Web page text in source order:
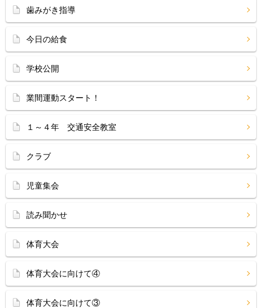
歯みがき指導
今日の給食
学校公開
業間運動スタート！
１～４年 交通安全教室
クラブ
児童集会
読み聞かせ
体育大会
体育大会に向けて④
体育大会に向けて③